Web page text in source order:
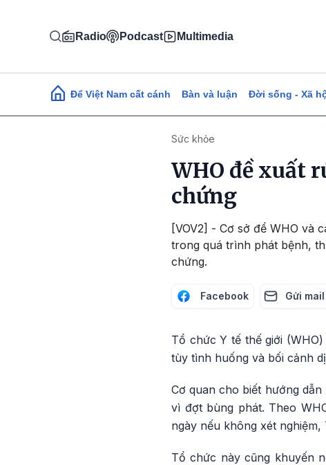
Radio Podcast Multimedia
Main navigation
Để Việt Nam cất cánh Bàn và luận Đời sống - Xã
Sức khỏe
WHO đề xuất
chứng
[VOV2] - Cơ sở để WHO và
trong quá trình phát bệnh,
chứng.
Facebook Gửi mail
Tổ chức Y tế thế giới
tùy tình huống và bối cảnh
Cơ quan cho biết hướng
vì đợt bùng phát. Theo
ngày nếu không xét
Tổ chức này cũng khuyến